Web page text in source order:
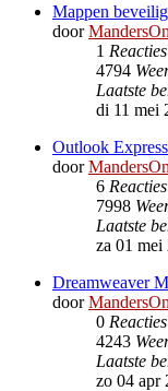
Mappen
door
1 Reacties
4794
Laatste
di 11 mei
Outlook
door
6 Reacties
7998
Laatste
za 01 mei
Dreamweaver
door
0 Reacties
4243
Laatste
zo 04 apr